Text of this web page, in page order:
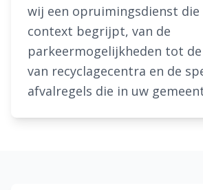
wij een opruimingsdienst die
context begrijpt, van de
parkeermogelijkheden tot
van recyclagecentra en de
afvalregels die in uw